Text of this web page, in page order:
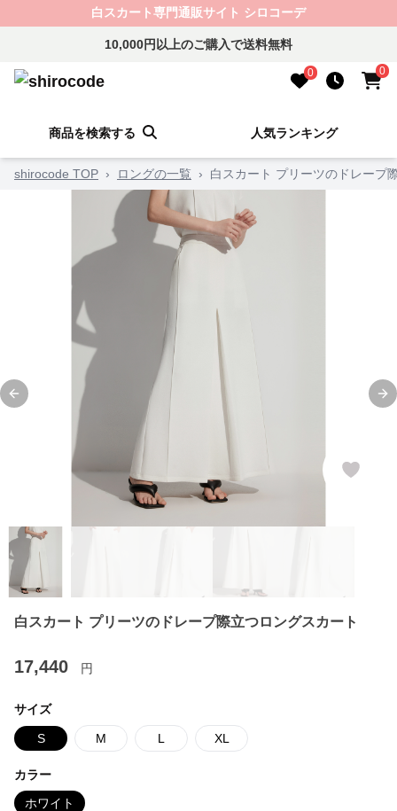
白スカート専門通販サイト シロコーデ
10,000円以上のご購入で送料無料
0 0
商品を検索する 人気ランキング
shirocode TOP › ロングの一覧 › 白スカート プリーツのドレープ
Previous slide
白スカート プリーツのドレープ際立つロングスカート
17,440 円
サイズ
S M L XL
カラー
ホワイト